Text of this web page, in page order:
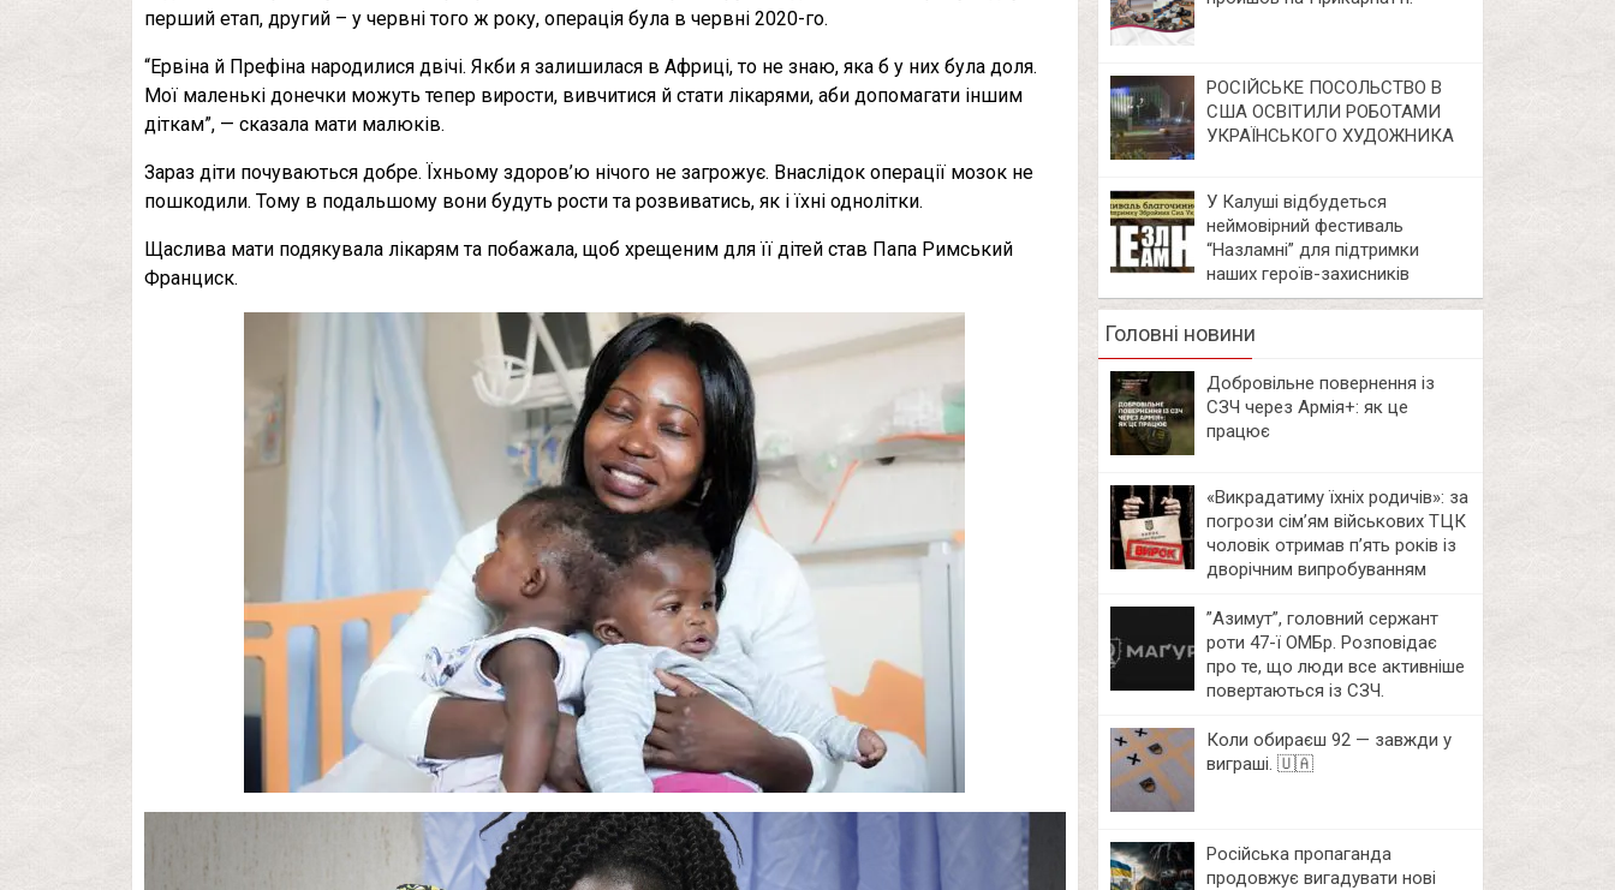
перший етап, другий – у червні того ж року, операція була в червні 2020-го.
“Ервіна й Префіна народилися двічі. Якби я залишилася в Африці, то не знаю, яка б у них була доля.
Мої маленькі донечки можуть тепер вирости, вивчитися й стати лікарями, аби допомагати іншим
діткам”, — сказала мати малюків.
Зараз діти почуваються добре. Їхньому здоров’ю нічого не загрожує. Внаслідок операції мозок не
пошкодили. Тому в подальшому вони будуть рости та розвиватись, як і їхні однолітки.
Щаслива мати подякувала лікарям та побажала, щоб хрещеним для її дітей став Папа Римський
Франциск.
РОСІЙСЬКЕ ПОСОЛЬСТВО В
США ОСВІТИЛИ РОБОТАМИ
УКРАЇНСЬКОГО ХУДОЖНИКА
У Калуші відбудеться
неймовірний фестиваль
“Назламні” для підтримки
наших героїв-захисників
Головні новини
Добровільне повернення із
СЗЧ через Армія+: як це
працює
«Викрадатиму їхніх родичів»: за
погрози сім’ям військових ТЦК
чоловік отримав п’ять років із
дворічним випробуванням
⁨”Азимут”, головний сержант
роти 47-ї ОМБр. Розповідає
про те, що люди все активніше
повертаються із СЗЧ.
Коли обираєш 92 — завжди у
виграші. 🇺🇦
Російська пропаганда
продовжує вигадувати нові